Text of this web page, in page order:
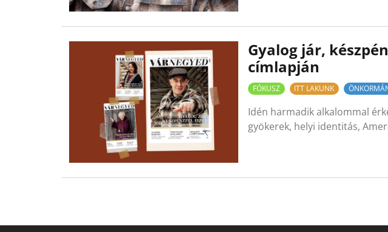
Gyalog jár,
címlapján
FÓKUSZ ITT LAKUNK
Idén harmadik alkalommal
gyökerek, helyi identitás,